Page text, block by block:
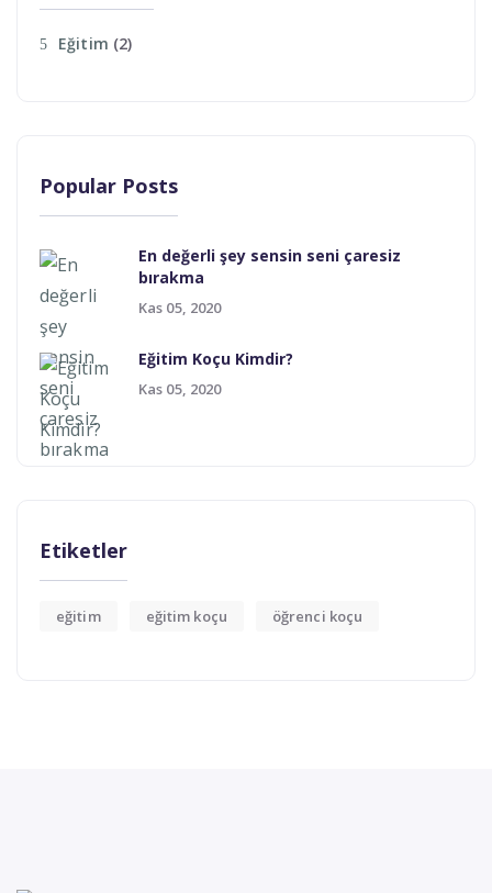
Eğitim (2)
Popular Posts
En değerli şey sensin seni çaresiz
bırakma
Kas 05, 2020
Eğitim Koçu Kimdir?
Kas 05, 2020
Etiketler
eğitim eğitim koçu öğrenci koçu